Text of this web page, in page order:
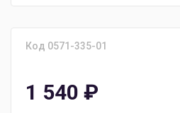
Код 0571-335-01
1 540 ₽